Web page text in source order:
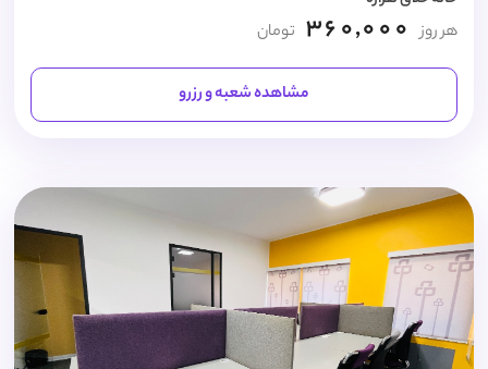
هر روز 360,000 تومان
مشاهده شعبه و رزرو